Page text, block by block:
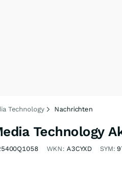
Technology Nachrichten
Technology
WKN: A3CYXD SYM: